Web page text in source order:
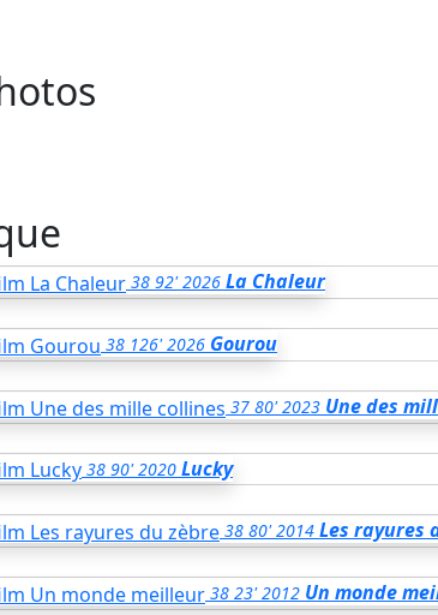
38 92' 2026 La Chaleur
38 126' 2026 Gourou
37 80' 2023 Une des
38 90' 2020 Lucky
38 80' 2014 Les rayures
38 23' 2012 Un monde